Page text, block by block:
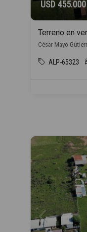
USD 455.000
César Mayo
ALP-65323